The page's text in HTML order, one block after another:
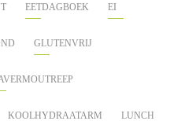
EETDAGBOEK EI
GLUTENVRIJ
KOOLHYDRAATARM LUNCH